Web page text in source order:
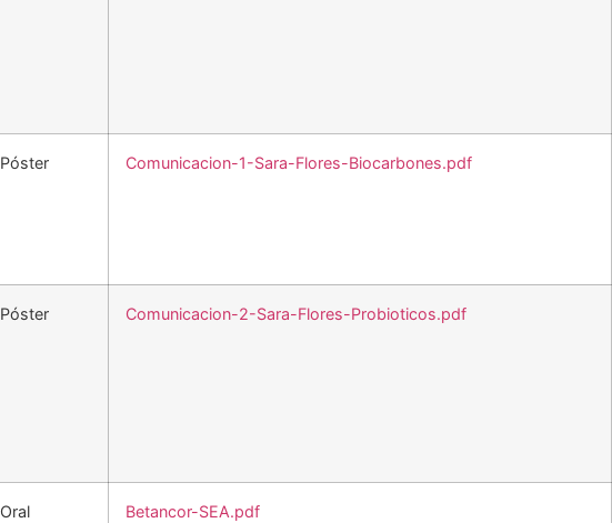
Póster Comunicacion-1-Sara-Flores-Biocarbones.pdf
Póster Comunicacion-2-Sara-Flores-Probioticos.pdf
Oral Betancor-SEA.pdf